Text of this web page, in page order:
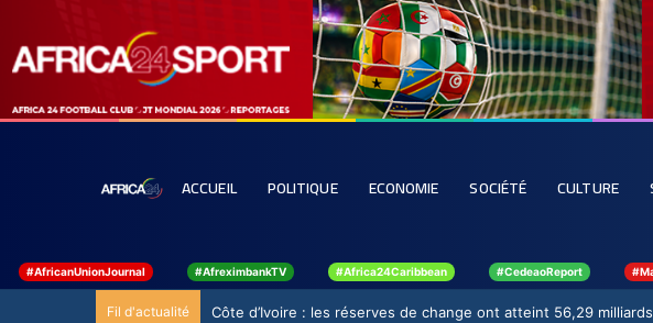
ACCUEIL POLITIQUE ECONOMIE SOCIÉTÉ CULTURE
#AfricanUnionJournal #AfreximbankTV #Africa24Caribbean #CedeaoReport
Fil d'actualité Côte d’Ivoire : les réserves de change ont atteint 56,29